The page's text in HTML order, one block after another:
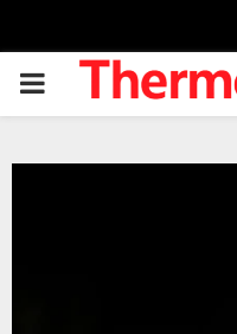
PRIMARY